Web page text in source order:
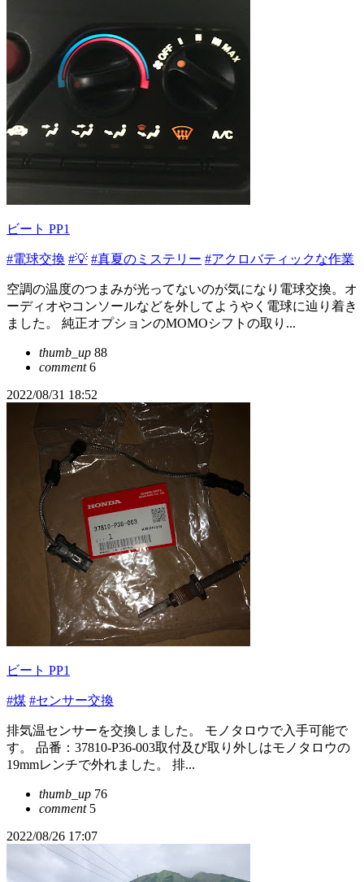
ビート PP1
#電球交換 #💡 #真夏のミステリー #アクロバティックな作業
空調の温度のつまみが光ってないのが気になり電球交換。オ
ーディオやコンソールなどを外してようやく電球に辿り着き
ました。 純正オプションのMOMOシフトの取り...
thumb_up 88
comment6
2022/08/31 18:52
ビート PP1
#煤 #センサー交換
排気温センサーを交換しました。 モノタロウで入手可能で
す。 品番：37810-P36-003取付及び取り外しはモノタロウの
19mmレンチで外れました。 排...
thumb_up 76
comment5
2022/08/26 17:07